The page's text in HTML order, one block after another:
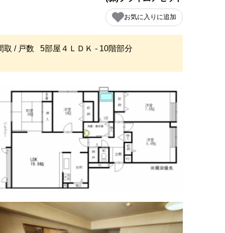
お気に入りに追加
取 / 戸数 5部屋４ＬＤＫ - 10階部分